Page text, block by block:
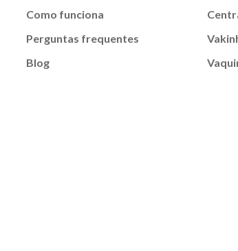
Como funciona
Perguntas frequentes
Blog